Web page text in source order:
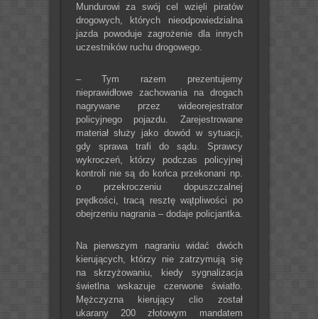
Mundurowi za swój cel wzięli piratów
drogowych, których nieodpowiedzialna
jazda powoduje zagrożenie dla innych
uczestników ruchu drogowego.
– Tym razem prezentujemy
nieprawidłowe zachowania na drogach
nagrywane przez wideorejestrator
policyjnego pojazdu. Zarejestrowane
materiał służy jako dowód w sytuacji,
gdy sprawa trafi do sądu. Sprawcy
wykroczeń, którzy podczas policyjnej
kontroli nie są do końca przekonani np.
o przekroczeniu dopuszczalnej
prędkości, tracą resztę wątpliwości po
obejrzeniu nagrania – dodaje policjantka.
Na pierwszym nagraniu widać dwóch
kierujących, którzy nie zatrzymują się
na skrzyżowaniu, kiedy sygnalizacja
świetlna wskazuje czerwone światło.
Mężczyzna kierujący clio został
ukarany 200 złotowym mandatem